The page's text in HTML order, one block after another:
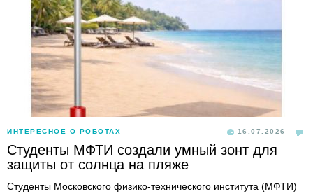
ИНТЕРЕСНОЕ О РОБОТАХ 16.07.2026
Студенты МФТИ создали умный зонт для
защиты от солнца на пляже
Студенты Московского физико-технического института (МФТИ)